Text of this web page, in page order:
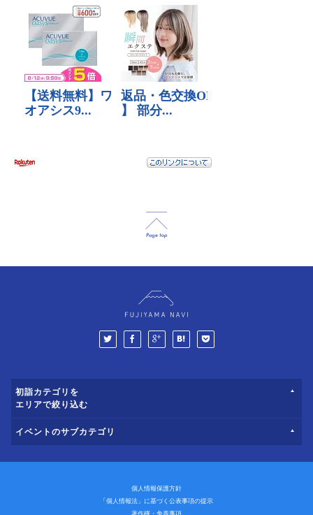
初詣カテゴリを
エリアで絞り込む
イベントのサブカテゴリ
個人情報保護方針
「個人情報法」に基づく公表事項の提示